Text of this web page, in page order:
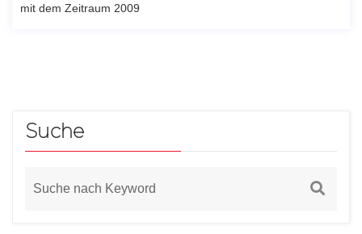
mit dem Zeitraum 2009
Suche